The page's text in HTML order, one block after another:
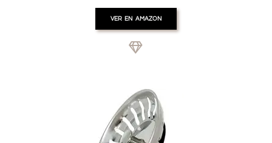
VER EN AMAZON